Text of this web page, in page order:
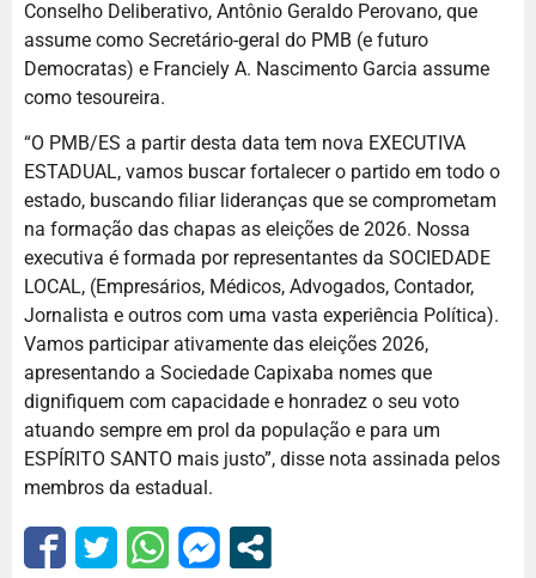
Conselho Deliberativo, Antônio Geraldo Perovano, que
assume como Secretário-geral do PMB (e futuro
Democratas) e Franciely A. Nascimento Garcia assume
como tesoureira.
“O PMB/ES a partir desta data tem nova EXECUTIVA
ESTADUAL, vamos buscar fortalecer o partido em todo o
estado, buscando filiar lideranças que se comprometam
na formação das chapas as eleições de 2026. Nossa
executiva é formada por representantes da SOCIEDADE
LOCAL, (Empresários, Médicos, Advogados, Contador,
Jornalista e outros com uma vasta experiência Política).
Vamos participar ativamente das eleições 2026,
apresentando a Sociedade Capixaba nomes que
dignifiquem com capacidade e honradez o seu voto
atuando sempre em prol da população e para um
ESPÍRITO SANTO mais justo”, disse nota assinada pelos
membros da estadual.